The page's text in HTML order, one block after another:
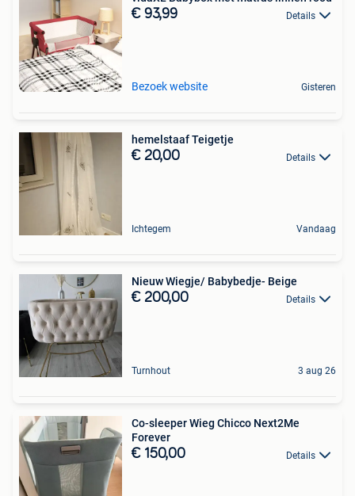
€ 93,99 Details
Bezoek website Gisteren
hemelstaaf Teigetje
€ 20,00 Details
Ichtegem Vandaag
Nieuw Wiegje/ Babybedje- Beige
€ 200,00 Details
Turnhout 3 aug 26
Co-sleeper Wieg Chicco Next2Me
Forever
€ 150,00 Details